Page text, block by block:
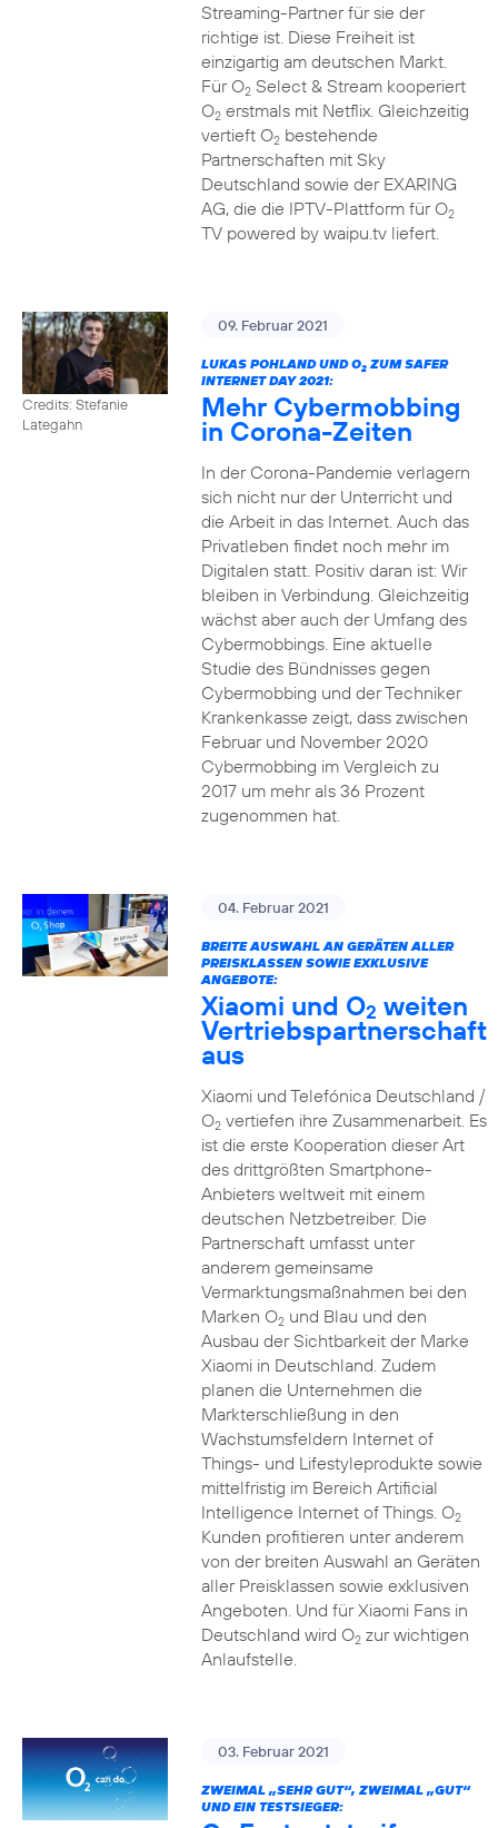
Streaming-Partner für sie der
richtige ist. Diese Freiheit ist
einzigartig am deutschen Markt.
Für O2Select & Stream kooperiert
O2erstmals mit Netflix. Gleichzeitig
vertieft O2bestehende
Partnerschaften mit Sky
Deutschland sowie der EXARING
AG, die die IPTV-Plattform für O2
TV powered by waipu.tv liefert.
Credits: Stefanie
Lategahn
09. Februar 2021
LUKAS POHLAND UND O2ZUM SAFER
INTERNET DAY 2021:
Mehr Cybermobbing
in Corona-Zeiten
In der Corona-Pandemie verlagern
sich nicht nur der Unterricht und
die Arbeit in das Internet. Auch das
Privatleben findet noch mehr im
Digitalen statt. Positiv daran ist: Wir
bleiben in Verbindung. Gleichzeitig
wächst aber auch der Umfang des
Cybermobbings. Eine aktuelle
Studie des Bündnisses gegen
Cybermobbing und der Techniker
Krankenkasse zeigt, dass zwischen
Februar und November 2020
Cybermobbing im Vergleich zu
2017 um mehr als 36 Prozent
zugenommen hat.
04. Februar 2021
BREITE AUSWAHL AN GERÄTEN ALLER
PREISKLASSEN SOWIE EXKLUSIVE
ANGEBOTE:
Xiaomi und O2 weiten
Vertriebspartnerschaft
aus
Xiaomi und Telefónica Deutschland /
O2vertiefen ihre Zusammenarbeit. Es
ist die erste Kooperation dieser Art
des drittgrößten Smartphone-
Anbieters weltweit mit einem
deutschen Netzbetreiber. Die
Partnerschaft umfasst unter
anderem gemeinsame
Vermarktungsmaßnahmen bei den
Marken O2und Blau und den
Ausbau der Sichtbarkeit der Marke
Xiaomi in Deutschland. Zudem
planen die Unternehmen die
Markterschließung in den
Wachstumsfeldern Internet of
Things- und Lifestyleprodukte sowie
mittelfristig im Bereich Artificial
Intelligence Internet of Things. O2
Kunden profitieren unter anderem
von der breiten Auswahl an Geräten
aller Preisklassen sowie exklusiven
Angeboten. Und für Xiaomi Fans in
Deutschland wird O2zur wichtigen
Anlaufstelle.
03. Februar 2021
ZWEIMAL „SEHR GUT“, ZWEIMAL „GUT“
UND EIN TESTSIEGER: